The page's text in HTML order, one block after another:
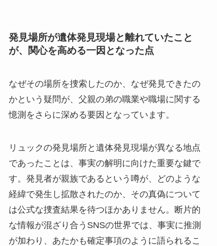
発見場所が遺体発見現場と離れていたこと
が、関心を高める一因となった点
なぜその場所を捜索したのか、なぜ発見できたの
かという疑問が、父親の弟の職業や職場に関する
憶測をさらに深める要因となっています。
リュックの発見場所と遺体発見現場が異なる地点
であったことは、事実の解明に向けた重要な鍵で
す。発見者が親族であるという噂が、どのような
経緯で発生し拡散されたのか、その真偽について
は公式な捜査結果を待つほかありません。断片的
な情報が混ざり合うSNSの世界では、事実に推測
が加わり、あたかも確定事項のように語られるこ